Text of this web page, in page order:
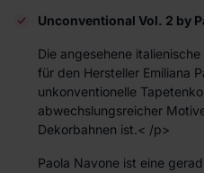
Unconventional Vol. 2 by
Die angesehene
für den Hersteller Emiliana
unkonventionelle
abwechslungsreicher
Dekorbahnen ist.< /p>
Paola Navone ist eine